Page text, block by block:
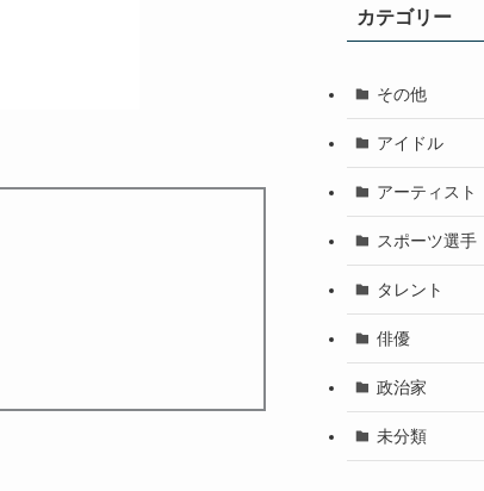
カテゴリー
その他
アイドル
アーティスト
スポーツ選手
タレント
俳優
政治家
未分類